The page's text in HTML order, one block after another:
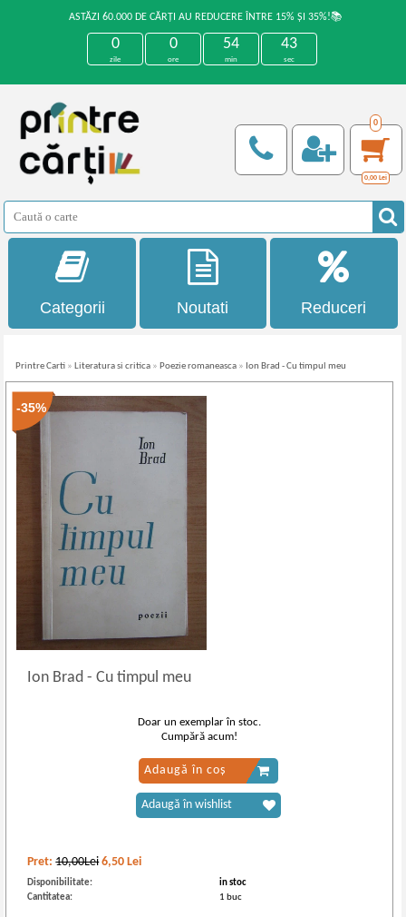
ASTĂZI 60.000 DE CĂRȚI AU REDUCERE ÎNTRE 15% ȘI 35%!📚
0
zile
0
ore
54
min
43
sec
0
0,00 Lei
Categorii Noutati Reduceri
Printre Carti » Literatura si critica » Poezie romaneasca » Ion Brad - Cu timpul meu
-35%
Ion Brad- Cu timpul meu
Pret:10,00Lei 6,50 Lei
Disponibilitate:
in stoc
Cantitatea:
1 buc
Doar un exemplar în stoc.
Cumpără acum!
Adaugă în coș
Adaugă în wishlist